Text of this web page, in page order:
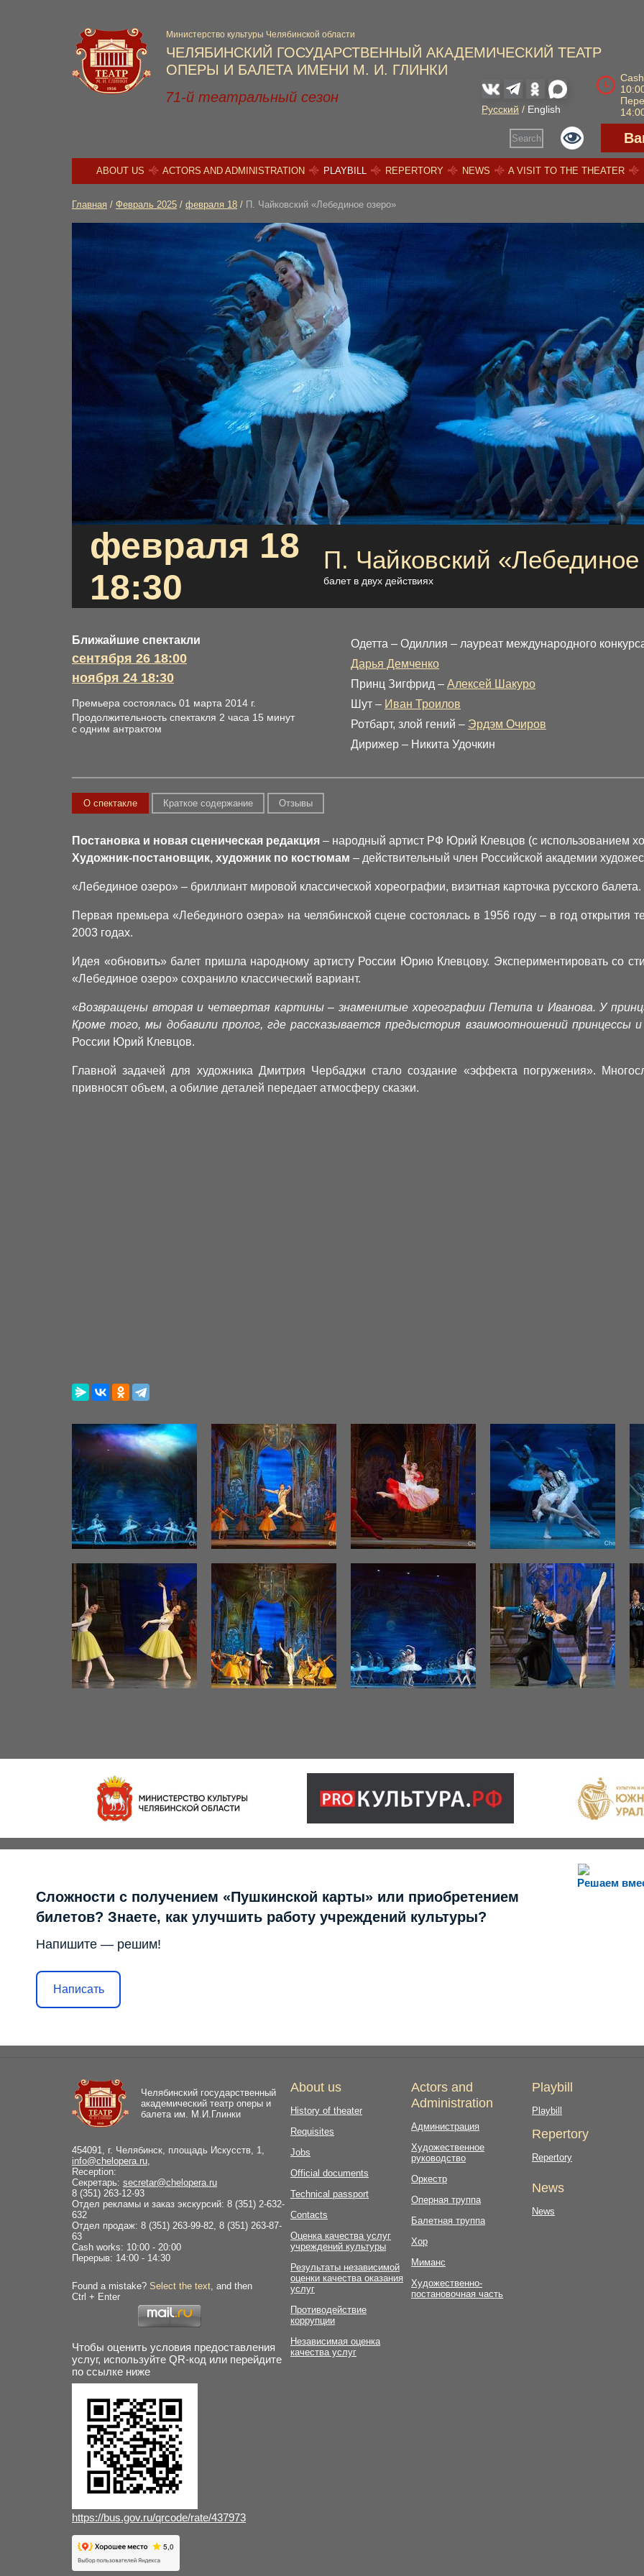
ЧЕЛЯБИНСКИЙ ГОСУДАРСТВЕННЫЙ АКАДЕМИЧЕСКИЙ ТЕАТР
ОПЕРЫ И БАЛЕТА ИМЕНИ М. И. ГЛИНКИ
Министерство культуры Челябинской области
Русский / English
71-й театральный сезон
Search
ABOUT US ACTORS AND ADMINISTRATION PLAYBILL REPERTORY NEWS A VISIT TO THE THEATER
Главная / Февраль 2025 / февраля 18 / П. Чайковский «Лебединое озеро»
февраля 18
18:30
П. Чайковский «Лебединое
балет в двух действиях
Ближайшие спектакли
сентября 26 18:00
ноября 24 18:30
Премьера состоялась 01 марта 2014 г.
Продолжительность спектакля 2 часа 15 минут
с одним антрактом
Одетта – Одиллия – лауреат международного
Дарья Демченко
Принц Зигфрид – Алексей Шакуро
Шут – Иван Троилов
Ротбарт, злой гений – Эрдэм Очиров
Дирижер – Никита Удочкин
О спектакле Краткое содержание Отзывы
Постановка и новая сценическая редакция – народный артист РФ Юрий Клевцов (с использованием
Художник-постановщик, художник по костюмам – действительный член Российской академии
«Лебединое озеро» – бриллиант мировой классической хореографии, визитная карточка русского балета.
Первая премьера «Лебединого озера» на челябинской сцене состоялась в 1956 году – в год открытия
2003 годах.
Идея «обновить» балет пришла народному артисту России Юрию Клевцову. Экспериментировать со
«Лебединое озеро» сохранило классический вариант.
«Возвращены вторая и четвертая картины – знаменитые хореографии Петипа и Иванова. У
Кроме того, мы добавили пролог, где рассказывается предыстория взаимоотношений принцессы
России Юрий Клевцов.
Главной задачей для художника Дмитрия Чербаджи стало создание «эффекта погружения».
привносят объем, а обилие деталей передает атмосферу сказки.
Решаем
Сложности с получением «Пушкинской карты» или приобретением
билетов? Знаете, как улучшить работу учреждений культуры?
Напишите — решим!
Написать
Челябинский государственный
академический театр оперы и
балета им. М.И.Глинки
454091, г. Челябинск, площадь Искусств, 1,
info@chelopera.ru
Reception:
Секретарь: secretar@chelopera.ru
8 (351) 263-12-93
Отдел рекламы и заказ экскурсий: 8 (351) 2-632-
632
Отдел продаж: 8 (351) 263-99-82, 8 (351) 263-87-
63
Cash works: 10:00 - 20:00
Перерыв: 14:00 - 14:30
Found a mistake? Select the text , and then
Ctrl + Enter
Чтобы оценить условия предоставления
услуг, используйте QR-код или перейдите
по ссылке ниже
https://bus.gov.ru/qrcode/rate/437973
About us
History of theater
Requisites
Jobs
Official documents
Technical passport
Contacts
Оценка качества услуг
учреждений культуры
Результаты независимой
оценки качества оказания
услуг
Противодействие
коррупции
Независимая оценка
качества услуг
Actors and
Administration
Администрация
Художественное
руководство
Оркестр
Оперная труппа
Балетная труппа
Хор
Миманс
Художественно-
постановочная часть
Playbill
Playbill
Repertory
Repertory
News
News